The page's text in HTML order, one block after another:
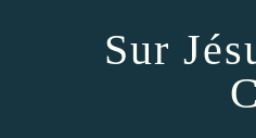
Sur